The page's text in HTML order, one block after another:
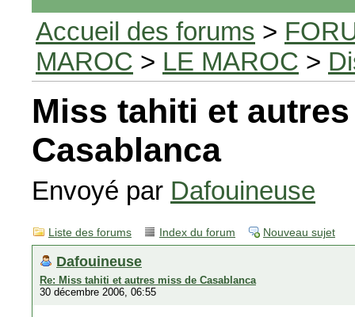
Accueil des forums >
MAROC > LE MAROC >
Miss tahiti et
Casablanca
Envoyé par Dafouineuse
Liste des forums Index du forum Nouveau sujet
Dafouineuse
Re: Miss tahiti et autres miss de Casablanca
30 décembre 2006, 06:55